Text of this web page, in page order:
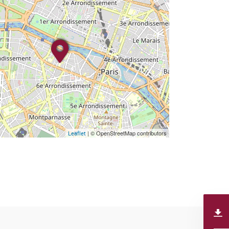
Leaflet| © OpenStreetMap contributors